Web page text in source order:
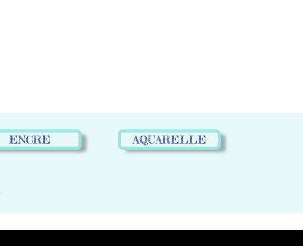
ENCRE AQUARELLE